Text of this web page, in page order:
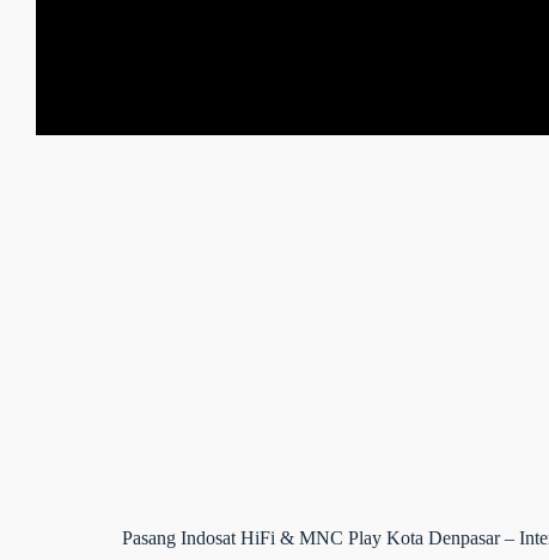
Pasang Indosat HiFi & MNC Play Kota Denpasar –